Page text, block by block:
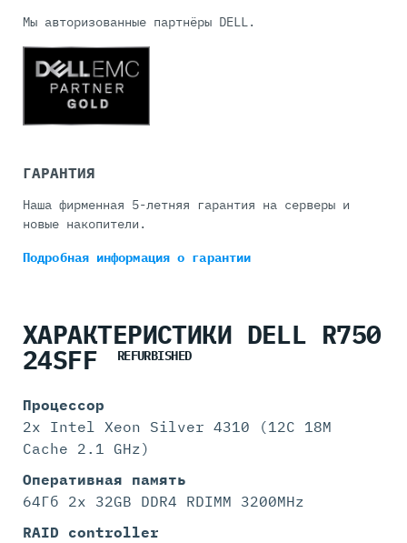
Мы авторизованные партнёры DELL.
ГАРАНТИЯ
Наша фирменная 5-летняя гарантия на серверы и
новые накопители.
Подробная информацияо гарантии
ХАРАКТЕРИСТИКИ DELL R750
24SFF REFURBISHED
Процессор
2x Intel Xeon Silver 4310 (12C 18M
Cache 2.1 GHz)
Оперативная память
64Гб 2x 32GB DDR4 RDIMM 3200MHz
RAID controller